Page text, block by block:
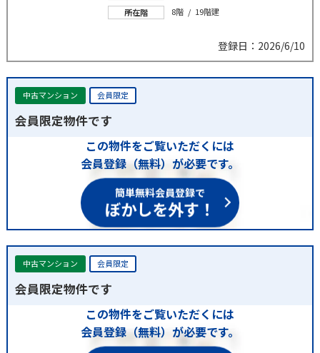
所在階
8階 / 19階建
登録日：2026/6/10
中古マンション 会員限定
会員限定物件です
この物件をご覧いただくには
会員登録（無料）が必要です。
簡単無料会員登録で
ぼかしを外す！
中古マンション 会員限定
会員限定物件です
この物件をご覧いただくには
会員登録（無料）が必要です。